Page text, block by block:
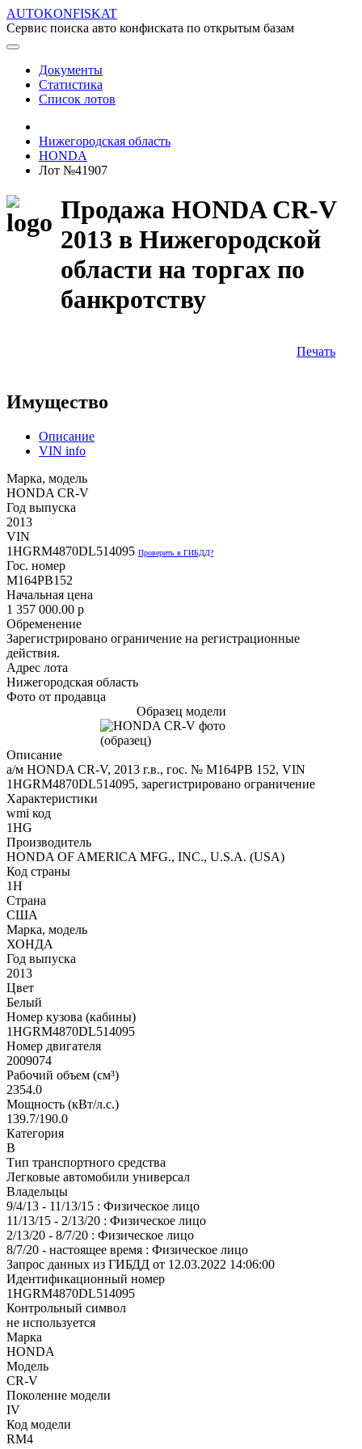
AUTOKONFISKAT
Сервис поиска авто конфиската по открытым базам
Документы
Статистика
Список лотов
Нижегородская область
HONDA
Лот №41907
Продажа HONDA CR-V
2013 в Нижегородской
области на торгах по
банкротству
Печать
Имущество
Описание
VIN info
Марка, модель
HONDA CR-V
Год выпуска
2013
VIN
1HGRM4870DL514095 Проверить в ГИБДД?
Гос. номер
М164РВ152
Начальная цена
1 357 000.00 p
Обременение
Зарегистрировано ограничение на регистрационные
действия.
Адрес лота
Нижегородская область
Фото от продавца
Образец модели
Описание
а/м HONDA CR-V, 2013 г.в., гос. № М164РВ 152, VIN
1HGRM4870DL514095, зарегистрировано ограничение
Характеристики
wmi код
1HG
Производитель
HONDA OF AMERIСA MFG., INC., U.S.A. (USA)
Код страны
1H
Страна
США
Марка, модель
ХОНДА
Год выпуска
2013
Цвет
Белый
Номер кузова (кабины)
1HGRM4870DL514095
Номер двигателя
2009074
Рабочий объем (см³)
2354.0
Мощность (кВт/л.с.)
139.7/190.0
Категория
В
Тип транспортного средства
Легковые автомобили универсал
Владельцы
9/4/13 - 11/13/15 : Физическое лицо
11/13/15 - 2/13/20 : Физическое лицо
2/13/20 - 8/7/20 : Физическое лицо
8/7/20 - настоящее время : Физическое лицо
Запрос данных из ГИБДД от 12.03.2022 14:06:00
Идентификационный номер
1HGRM4870DL514095
Контрольный символ
не используется
Марка
HONDA
Модель
CR-V
Поколение модели
IV
Код модели
RM4